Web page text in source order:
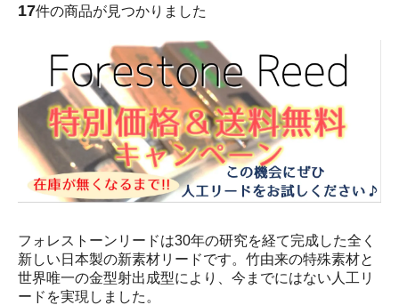
17件の商品が見つかりました
フォレストーンリードは30年の研究を経て完成した全く
新しい日本製の新素材リードです。竹由来の特殊素材と
世界唯一の金型射出成型により、今までにはない人工リ
ードを実現しました。